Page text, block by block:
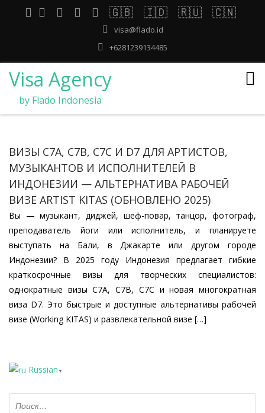
🇬🇧 🇮🇩 🇷🇺 🇨🇳
visa@flado.id
+6281239134485
Visa Agency
by Flado Indonesia
ВИЗЫ C7A, C7B, C7C И D7 ДЛЯ АРТИСТОВ,
МУЗЫКАНТОВ И ИСПОЛНИТЕЛЕЙ В
ИНДОНЕЗИИ — АЛЬТЕРНАТИВА РАБОЧЕЙ
ВИЗЕ ARTIST KITAS (ОБНОВЛЕНО 2025)
Вы — музыкант, диджей, шеф-повар, танцор, фотограф,
преподаватель йоги или исполнитель, и планируете
выступать на Бали, в Джакарте или другом городе
Индонезии? В 2025 году Индонезия предлагает гибкие
краткосрочные визы для творческих специалистов:
однократные визы C7A, C7B, C7C и новая многократная
виза D7. Это быстрые и доступные альтернативы рабочей
визе (Working KITAS) и развлекательной визе […]
Russian ▼